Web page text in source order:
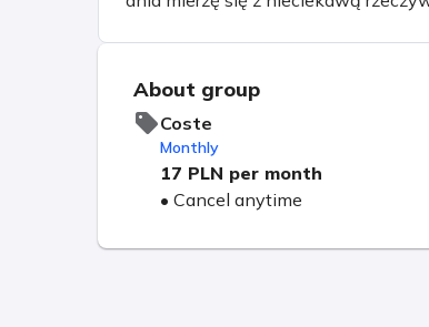
About group
Coste
Monthly
17 PLN per month
• Cancel anytime